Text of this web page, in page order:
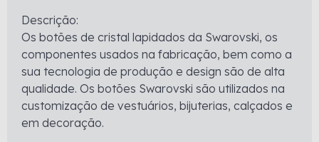
Descrição:
Os botões de cristal lapidados da Swarovski, os
componentes usados na fabricação, bem como a
sua tecnologia de produção e design são de alta
qualidade. Os botões Swarovski são utilizados na
customização de vestuários, bijuterias, calçados e
em decoração.